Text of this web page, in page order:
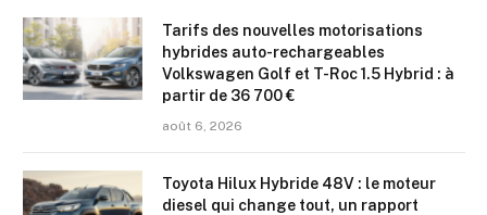
Tarifs des nouvelles motorisations
hybrides auto-rechargeables
Volkswagen Golf et T-Roc 1.5 Hybrid : à
partir de 36 700 €
août 6, 2026
Toyota Hilux Hybride 48V : le moteur
diesel qui change tout, un rapport